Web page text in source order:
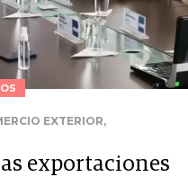
EXTERIOR,
exportaciones